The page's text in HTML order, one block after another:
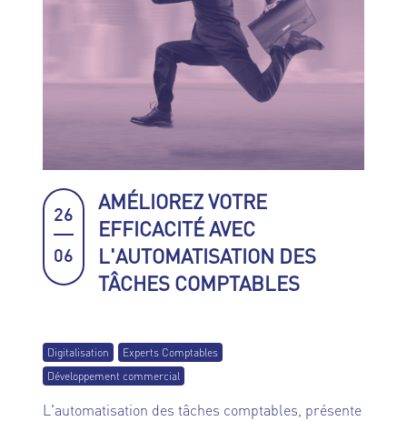
26
06
AMÉLIOREZ VOTRE
EFFICACITÉ AVEC
L'AUTOMATISATION DES
TÂCHES COMPTABLES
Digitalisation
Experts Comptables
Développement commercial
L'automatisation des tâches comptables, présente